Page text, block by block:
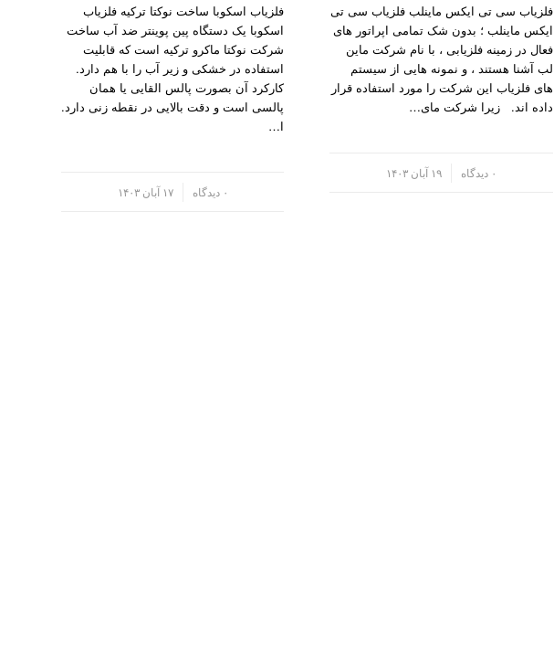
فلزیاب سی تی ایکس ماینلب فلزیاب سی تی
ایکس ماینلب ؛ بدون شک تمامی اپراتور های
فعال در زمینه فلزیابی ، با نام شرکت ماین
لب آشنا هستند ، و نمونه هایی از سیستم
های فلزیاب این شرکت را مورد استفاده قرار
داده اند. زیرا شرکت مای…
۰ دیدگاه ۱۹ آبان ۱۴۰۳
فلزیاب اسکوبا ساخت نوکتا ترکیه فلزیاب
اسکوبا یک دستگاه پین پوینتر ضد آب ساخت
شرکت نوکتا ماکرو ترکیه است که قابلیت
استفاده در خشکی و زیر آب را با هم دارد.
کارکرد آن بصورت پالس القایی یا همان
پالسی است و دقت بالایی در نقطه زنی دارد.
ا…
۰ دیدگاه ۱۷ آبان ۱۴۰۳